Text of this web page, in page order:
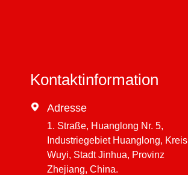
Kontaktinformation
 Adresse
1. Straße, Huanglong Nr. 5,
Industriegebiet Huanglong, Kreis
Wuyi, Stadt Jinhua, Provinz
Zhejiang, China.